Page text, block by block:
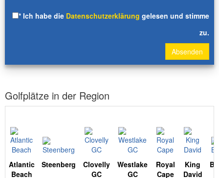
* Ich habe die Datenschutzerklärung gelesen und stimme
zu.
Absenden
Golfplätze in der Region
Atlantic
Beach
Steenberg
Clovelly
GC
Westlake
GC
Royal
Cape
King
David